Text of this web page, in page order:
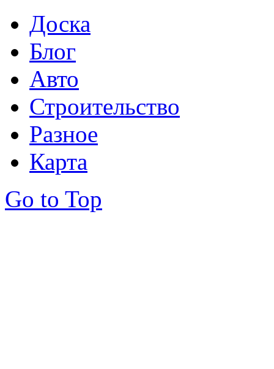
Доска
Блог
Авто
Строительство
Разное
Карта
Go to Top